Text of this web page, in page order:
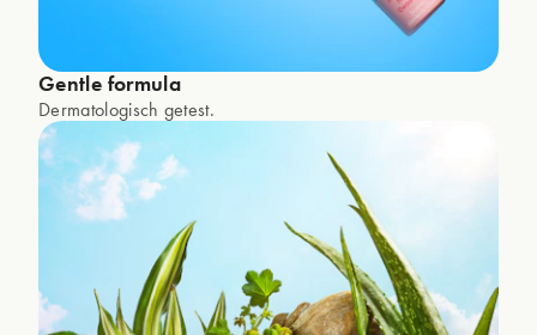
Gentle formula
Dermatologisch getest.